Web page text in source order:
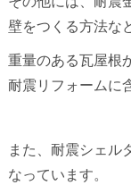
壁をつくる方法な
重量のある瓦屋根
耐震リフォームに
また、耐震シェル
なっています。